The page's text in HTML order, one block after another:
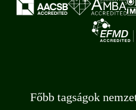
Főbb tagságok